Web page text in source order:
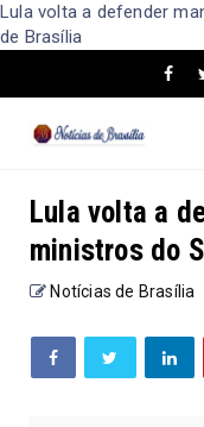
Lula volta a defender
de Brasília
Lula volta a
ministros do
Notícias de Brasília